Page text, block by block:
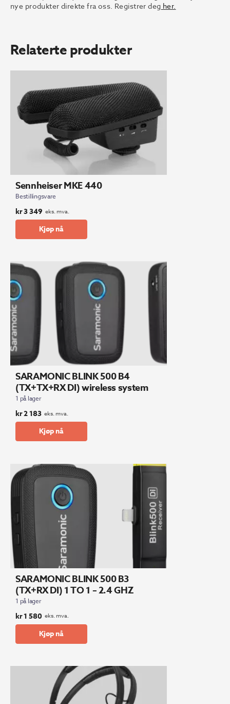
nye produkter direkte fra oss. Registrer deg her.
Relaterte produkter
Sennheiser MKE 440
Bestillingsvare
kr3 349 eks. mva.
Kjøp nå
SARAMONIC BLINK 500 B4
(TX+TX+RX DI) wireless system
1 på lager
kr2 183 eks. mva.
Kjøp nå
SARAMONIC BLINK 500 B3
(TX+RX DI) 1 TO 1 – 2.4 GHZ
1 på lager
kr1 580 eks. mva.
Kjøp nå